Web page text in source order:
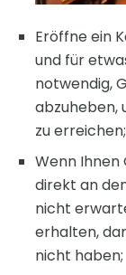
Eröffne ein
und für
notwendig,
abzuheben,
zu erreichen;
Wenn Ihnen
direkt an
nicht
erhalten,
nicht haben;